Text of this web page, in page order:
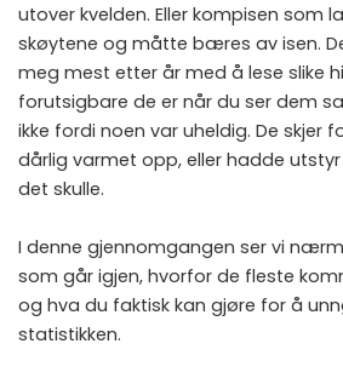
utover kvelden. Eller kompisen som
skøytene og måtte bæres av isen.
meg mest etter år med å lese slike
forutsigbare de er når du ser dem
ikke fordi noen var uheldig. De skjer
dårlig varmet opp, eller hadde
det skulle.
I denne gjennomgangen ser vi
som går igjen, hvorfor de fleste
og hva du faktisk kan gjøre for å
statistikken.